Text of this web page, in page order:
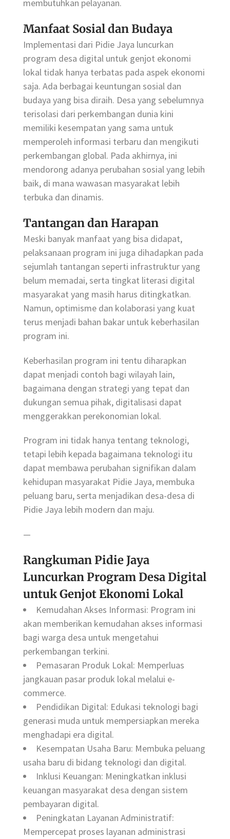
membutuhkan pelayanan.
Manfaat Sosial dan Budaya
Implementasi dari Pidie Jaya luncurkan
program desa digital untuk genjot ekonomi
lokal tidak hanya terbatas pada aspek ekonomi
saja. Ada berbagai keuntungan sosial dan
budaya yang bisa diraih. Desa yang sebelumnya
terisolasi dari perkembangan dunia kini
memiliki kesempatan yang sama untuk
memperoleh informasi terbaru dan mengikuti
perkembangan global. Pada akhirnya, ini
mendorong adanya perubahan sosial yang lebih
baik, di mana wawasan masyarakat lebih
terbuka dan dinamis.
Tantangan dan Harapan
Meski banyak manfaat yang bisa didapat,
pelaksanaan program ini juga dihadapkan pada
sejumlah tantangan seperti infrastruktur yang
belum memadai, serta tingkat literasi digital
masyarakat yang masih harus ditingkatkan.
Namun, optimisme dan kolaborasi yang kuat
terus menjadi bahan bakar untuk keberhasilan
program ini.
Keberhasilan program ini tentu diharapkan
dapat menjadi contoh bagi wilayah lain,
bagaimana dengan strategi yang tepat dan
dukungan semua pihak, digitalisasi dapat
menggerakkan perekonomian lokal.
Program ini tidak hanya tentang teknologi,
tetapi lebih kepada bagaimana teknologi itu
dapat membawa perubahan signifikan dalam
kehidupan masyarakat Pidie Jaya, membuka
peluang baru, serta menjadikan desa-desa di
Pidie Jaya lebih modern dan maju.
—
Rangkuman Pidie Jaya
Luncurkan Program Desa Digital
untuk Genjot Ekonomi Lokal
Kemudahan Akses Informasi: Program ini
akan memberikan kemudahan akses informasi
bagi warga desa untuk mengetahui
perkembangan terkini.
Pemasaran Produk Lokal: Memperluas
jangkauan pasar produk lokal melalui e-
commerce.
Pendidikan Digital: Edukasi teknologi bagi
generasi muda untuk mempersiapkan mereka
menghadapi era digital.
Kesempatan Usaha Baru: Membuka peluang
usaha baru di bidang teknologi dan digital.
Inklusi Keuangan: Meningkatkan inklusi
keuangan masyarakat desa dengan sistem
pembayaran digital.
Peningkatan Layanan Administratif:
Mempercepat proses layanan administrasi